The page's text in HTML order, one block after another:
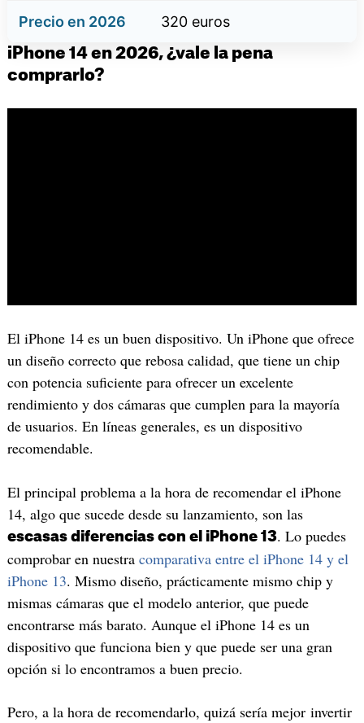
Precio en 2026 320 euros
iPhone 14 en 2026, ¿vale la pena
comprarlo?
El iPhone 14 es un buen dispositivo. Un iPhone que ofrece
un diseño correcto que rebosa calidad, que tiene un chip
con potencia suficiente para ofrecer un excelente
rendimiento y dos cámaras que cumplen para la mayoría
de usuarios. En líneas generales, es un dispositivo
recomendable.
El principal problema a la hora de recomendar el iPhone
14, algo que sucede desde su lanzamiento, son las
escasas diferencias con el iPhone 13. Lo puedes
comprobar en nuestra comparativa entre el iPhone 14 y el
iPhone 13. Mismo diseño, prácticamente mismo chip y
mismas cámaras que el modelo anterior, que puede
encontrarse más barato. Aunque el iPhone 14 es un
dispositivo que funciona bien y que puede ser una gran
opción si lo encontramos a buen precio.
Pero, a la hora de recomendarlo, quizá sería mejor invertir